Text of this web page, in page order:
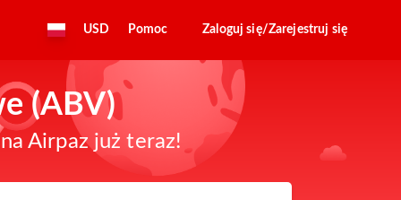
USD Pomoc Zaloguj się/Zarejestruj się
(ABV)
Airpaz już teraz!